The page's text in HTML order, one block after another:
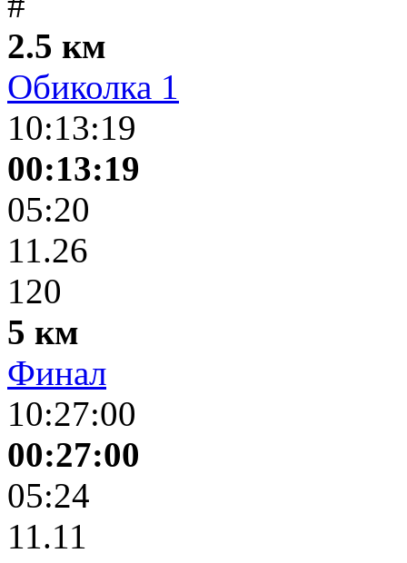
2.5 км
Обиколка 1
10:13:19
00:13:19
05:20
11.26
120
5 км
Финал
10:27:00
00:27:00
05:24
11.11